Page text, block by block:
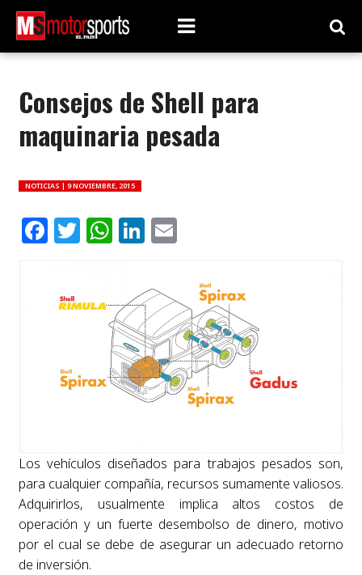
Consejos de Shell para
maquinaria pesada
NOTICIAS | 9 NOVIEMBRE, 2015
Facebook
Twitter
WhatsApp
LinkedIn
Email
Los vehículos diseñados para trabajos pesados son,
para cualquier compañía, recursos sumamente valiosos.
Adquirirlos, usualmente implica altos costos de
operación y un fuerte desembolso de dinero, motivo
por el cual se debe de asegurar un adecuado retorno
de inversión.